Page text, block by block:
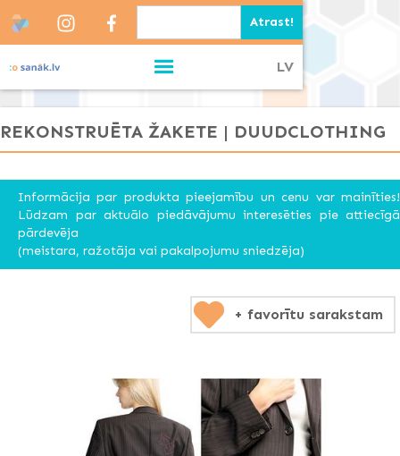
LV
REKONSTRUĒTA ŽAKETE | DUUDCLOTHING
Informācija par produkta pieejamību un cenu var mainīties!
Lūdzam par aktuālo piedāvājumu interesēties pie attiecīgā
pārdevēja
(meistara, ražotāja vai pakalpojumu sniedzēja)
+ favorītu sarakstam